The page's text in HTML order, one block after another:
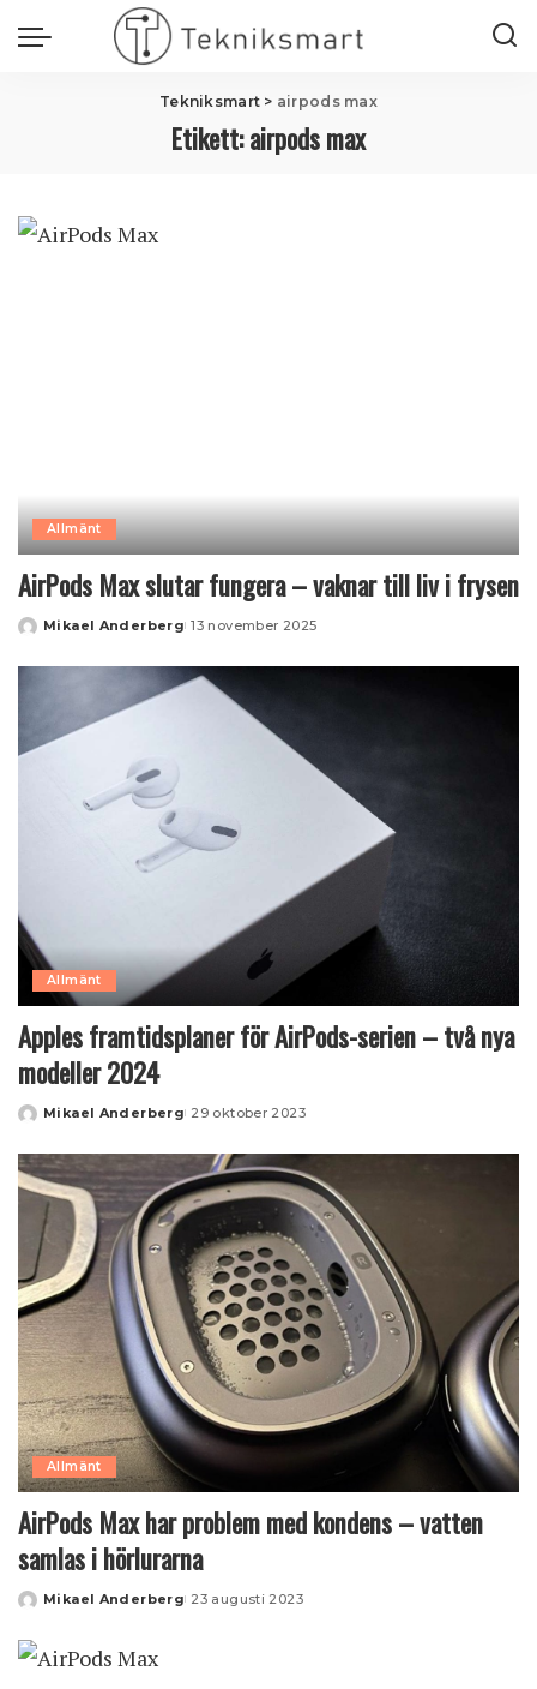
Tekniksmart > airpods max
Etikett:airpods max
Allmänt
AirPods Max slutar fungera – vaknar till liv i frysen
Posted
Mikael Anderberg 13 november 2025
Allmänt
Apples framtidsplaner för AirPods-serien – två nya
modeller 2024
Posted
Mikael Anderberg 29 oktober 2023
Allmänt
AirPods Max har problem med kondens – vatten
samlas i hörlurarna
Posted
Mikael Anderberg 23 augusti 2023